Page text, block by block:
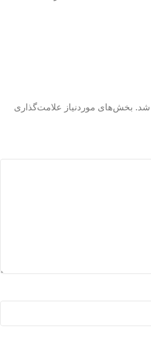
شد. بخش‌های موردنیاز علامت‌گذاری